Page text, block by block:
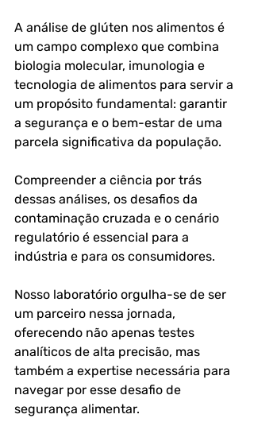
A análise de glúten nos alimentos é
um campo complexo que combina
biologia molecular, imunologia e
tecnologia de alimentos para servir a
um propósito fundamental: garantir
a segurança e o bem-estar de uma
parcela significativa da população.
Compreender a ciência por trás
dessas análises, os desafios da
contaminação cruzada e o cenário
regulatório é essencial para a
indústria e para os consumidores.
Nosso laboratório orgulha-se de ser
um parceiro nessa jornada,
oferecendo não apenas testes
analíticos de alta precisão, mas
também a expertise necessária para
navegar por esse desafio de
segurança alimentar.